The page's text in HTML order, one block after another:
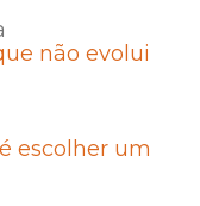
não evolui
escolher um